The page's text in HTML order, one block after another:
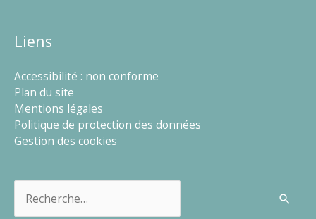
Liens
Accessibilité : non conforme
Plan du site
Mentions légales
Politique de protection des données
Gestion des cookies